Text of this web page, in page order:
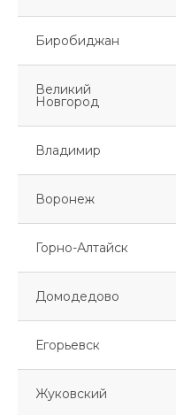
Биробиджан
Великий
Новгород
Владимир
Воронеж
Горно-Алтайск
Домодедово
Егорьевск
Жуковский